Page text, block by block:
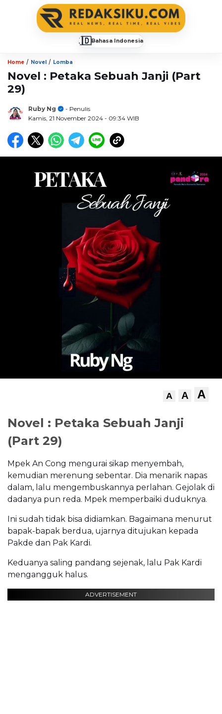
🇮🇩Bahasa Indonesia
Home / Novel / Lomba
Novel : Petaka Sebuah Janji (Part
29)
Ruby Ng
- Penulis
Kamis, 21 November 2024 - 09:34 WIB
A A A
Novel : Petaka Sebuah Janji
(Part 29)
Mpek An Cong mengurai sikap menyembah,
kemudian merenung sebentar. Dia menarik napas
dalam, lalu mengembuskannya perlahan. Gejolak di
dadanya pun reda. Mpek memperbaiki duduknya.
Ini sudah tidak bisa didiamkan. Bagaimana menurut
bapak-bapak berdua, ujarnya ditujukan kepada
Pakde dan Pak Kardi.
Keduanya saling pandang sejenak, lalu Pak Kardi
mengangguk halus.
ADVERTISEMENT